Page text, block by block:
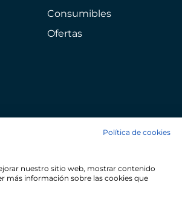
Consumibles
Ofertas
Política de cookies
nuestro sitio web, mostrar contenido
más información sobre las cookies que